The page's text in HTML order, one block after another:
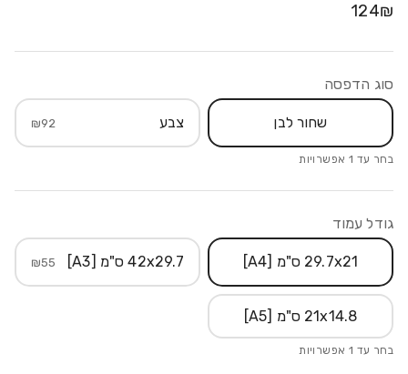
124₪
סוג הדפסה
שחור לבן צבע ₪92
בחר עד 1 אפשרויות
גודל עמוד
29.7x21 ס"מ [A4] 42x29.7 ס"מ [A3] ₪55
21x14.8 ס"מ [A5]
בחר עד 1 אפשרויות